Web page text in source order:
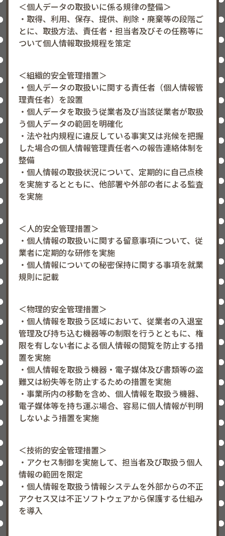
＜個人データの取扱いに係る規律の整備＞
・取得、利用、保存、提供、削除・廃棄等の段階ご
とに、取扱方法、責任者・担当者及びその任務等に
ついて個人情報取扱規程を策定
＜組織的安全管理措置＞
・個人データの取扱いに関する責任者（個人情報管
理責任者）を設置
・個人データを取扱う従業者及び当該従業者が取扱
う個人データの範囲を明確化
・法や社内規程に違反している事実又は兆候を把握
した場合の個人情報管理責任者への報告連絡体制を
整備
・個人情報の取扱状況について、定期的に自己点検
を実施するとともに、他部署や外部の者による監査
を実施
＜人的安全管理措置＞
・個人情報の取扱いに関する留意事項について、従
業者に定期的な研修を実施
・個人情報についての秘密保持に関する事項を就業
規則に記載
＜物理的安全管理措置＞
・個人情報を取扱う区域において、従業者の入退室
管理及び持ち込む機器等の制限を行うとともに、権
限を有しない者による個人情報の閲覧を防止する措
置を実施
・個人情報を取扱う機器・電子媒体及び書類等の盗
難又は紛失等を防止するための措置を実施
・事業所内の移動を含め、個人情報を取扱う機器、
電子媒体等を持ち運ぶ場合、容易に個人情報が判明
しないよう措置を実施
＜技術的安全管理措置＞
・アクセス制御を実施して、担当者及び取扱う個人
情報の範囲を限定
・個人情報を取扱う情報システムを外部からの不正
アクセス又は不正ソフトウェアから保護する仕組み
を導入